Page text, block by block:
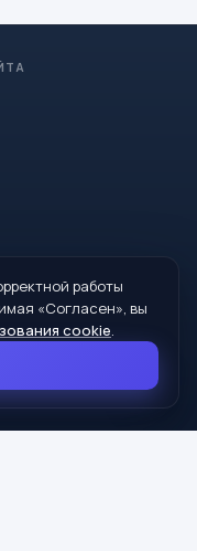
МО
Лог, ул. Кирова, дом 7
работы
«Согласен», вы
cookie.